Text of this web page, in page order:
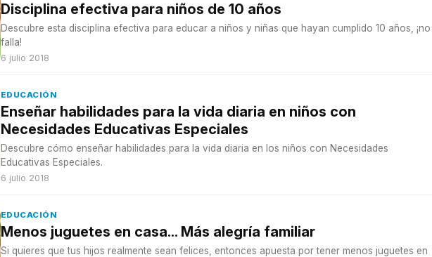
Disciplina efectiva para niños de 10 años
Descubre esta disciplina efectiva para educar a niños y niñas que hayan cumplido 10 años, ¡no
falla!
6 julio 2018
EDUCACIÓN
Enseñar habilidades para la vida diaria en niños con
Necesidades Educativas Especiales
Descubre cómo enseñar habilidades para la vida diaria en los niños con Necesidades
Educativas Especiales.
6 julio 2018
EDUCACIÓN
Menos juguetes en casa... Más alegría familiar
Si quieres que tus hijos realmente sean felices, entonces apuesta por tener menos juguetes en